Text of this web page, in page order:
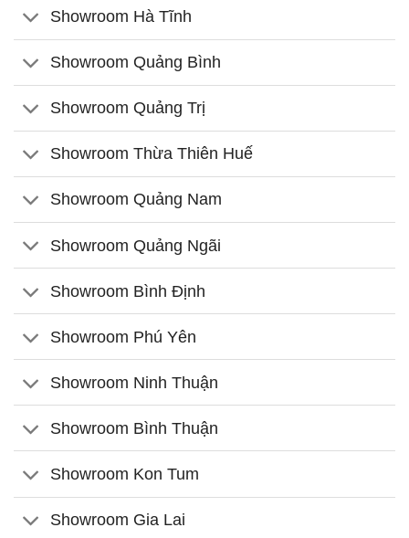
Showroom Hà Tĩnh
Showroom Quảng Bình
Showroom Quảng Trị
Showroom Thừa Thiên Huế
Showroom Quảng Nam
Showroom Quảng Ngãi
Showroom Bình Định
Showroom Phú Yên
Showroom Ninh Thuận
Showroom Bình Thuận
Showroom Kon Tum
Showroom Gia Lai